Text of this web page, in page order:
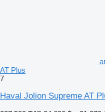
AT Plus
7
Haval Jolion Supreme AT